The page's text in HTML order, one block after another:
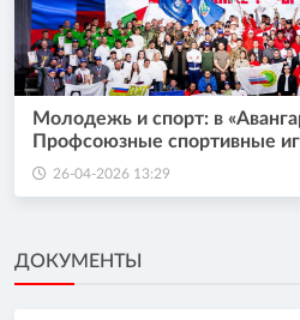
Молодежь и спорт: в
Профсоюзные спортивные
26-04-2026 13:29
ДОКУМЕНТЫ